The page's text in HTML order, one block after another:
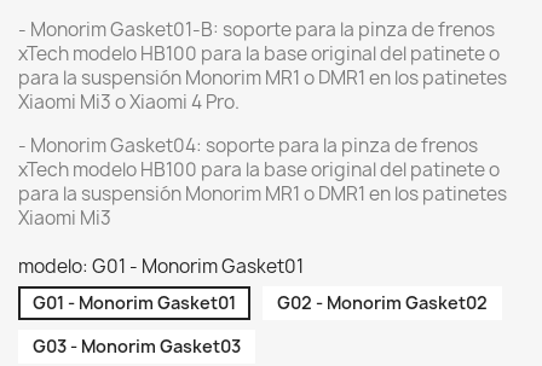
- Monorim Gasket01-B: soporte para la pinza de frenos
xTech modelo HB100 para la base original del patinete o
para la suspensión Monorim MR1 o DMR1 en los patinetes
Xiaomi Mi3 o Xiaomi 4 Pro.
- Monorim Gasket04: soporte para la pinza de frenos
xTech modelo HB100 para la base original del patinete o
para la suspensión Monorim MR1 o DMR1 en los patinetes
Xiaomi Mi3
modelo: G01 - Monorim Gasket01
G01 - Monorim Gasket01
G02 - Monorim Gasket02
G03 - Monorim Gasket03